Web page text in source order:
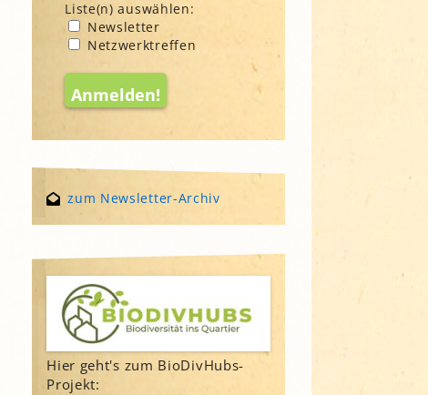
Liste(n) auswählen:
Newsletter
Netzwerktreffen
zum Newsletter-Archiv
Hier geht's zum BioDivHubs-
Projekt: